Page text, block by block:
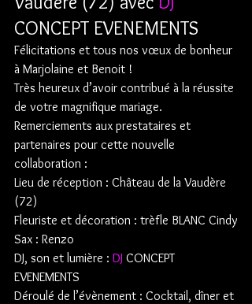
CONCEPT EVENEMENTS
Félicitations et tous nos vœux de bonheur
à Marjolaine et Benoit !
Très heureux d’avoir contribué à la réussite
de votre magnifique mariage.
Remerciements aux prestataires et
partenaires pour cette nouvelle
collaboration :
Lieu de réception : Château de la Vaudère
(72)
Fleuriste et décoration : trèfle BLANC Cindy
Sax : Renzo
DJ, son et lumière : DJ CONCEPT
EVENEMENTS
Déroulé de l’évènement : Cocktail, dîner et